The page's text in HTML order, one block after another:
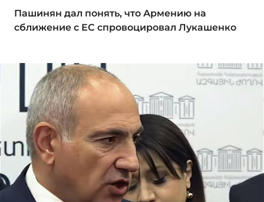
Пашинян дал понять, что Армению на
сближение с ЕС спровоцировал Лукашенко